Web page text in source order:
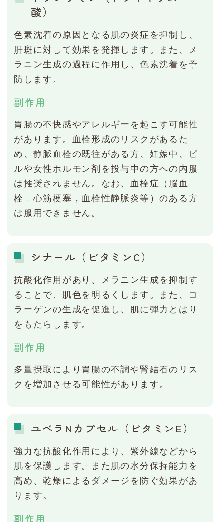
酸）
色素沈着の原因となる肌の炎症を抑制し、
肝斑に対して効果を発揮します。また、メ
ラニン生成の過程に作用し、色素沈着を予
防します。
副作用
胃腸の不快感やアレルギーを起こす可能性
があります。血栓形成のリスクがあるた
め、静脈血栓の既往がある方、妊娠中、ピ
ルや女性ホルモン剤を投与中の方への内服
は推奨されません。なお、血栓症（脳血
栓，心筋梗塞，血栓性静脈炎等）のある方
は服用できません。
シナール（ビタミンC）
抗酸化作用があり、メラニン生成を抑制す
ることで、肌色を明るくします。また、コ
ラーゲンの生成を促進し、肌に弾力とはり
をもたらします。
副作用
多量摂取により胃腸の不調や腎結石のリス
クを増加させる可能性があります。
ユベラNカプセル（ビタミンE）
強力な抗酸化作用により、紫外線などから
肌を保護します。また肌の水分保持能力を
高め、乾燥によるダメージを防ぐ効果があ
ります。
副作用